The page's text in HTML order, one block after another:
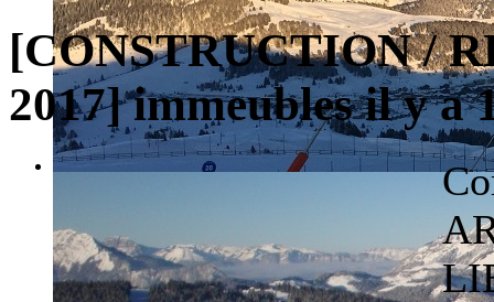
[CONSTRUCTION /
2017] immeublesil y a